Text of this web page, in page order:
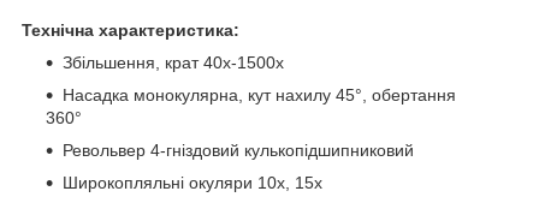
Технічна характеристика:
Збільшення, крат 40х-1500х
Насадка монокулярна, кут нахилу 45°, обертання
360°
Револьвер 4-гніздовий кулькопідшипниковий
Широкопляльні окуляри 10х, 15х